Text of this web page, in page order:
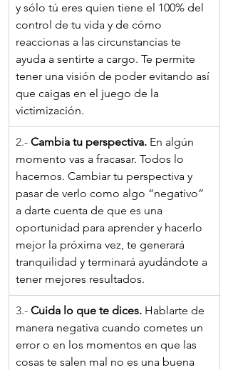
y sólo tú eres quien tiene el 100% del
control de tu vida y de cómo
reaccionas a las circunstancias te
ayuda a sentirte a cargo. Te permite
tener una visión de poder evitando así
que caigas en el juego de la
victimización.
2.- Cambia tu perspectiva. En algún
momento vas a fracasar. Todos lo
hacemos. Cambiar tu perspectiva y
pasar de verlo como algo “negativo”
a darte cuenta de que es una
oportunidad para aprender y hacerlo
mejor la próxima vez, te generará
tranquilidad y terminará ayudándote a
tener mejores resultados.
3.- Cuida lo que te dices. Hablarte de
manera negativa cuando cometes un
error o en los momentos en que las
cosas te salen mal no es una buena